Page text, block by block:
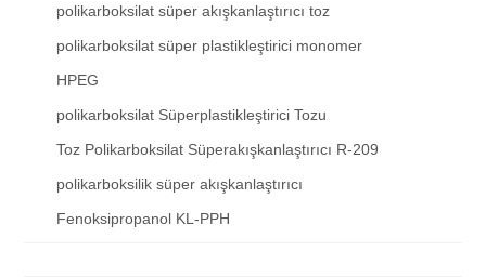
polikarboksilat süper akışkanlaştırıcı toz
polikarboksilat süper plastikleştirici monomer
HPEG
polikarboksilat Süperplastikleştirici Tozu
Toz Polikarboksilat Süperakışkanlaştırıcı R-209
polikarboksilik süper akışkanlaştırıcı
Fenoksipropanol KL-PPH